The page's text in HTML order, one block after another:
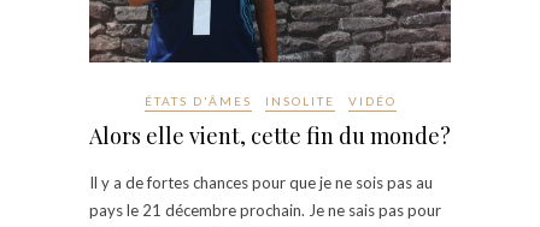
ÉTATS D'ÂMES INSOLITE VIDÉO
Alors elle vient, cette fin du monde?
Il y a de fortes chances pour que je ne sois pas au
pays le 21 décembre prochain. Je ne sais pas pour